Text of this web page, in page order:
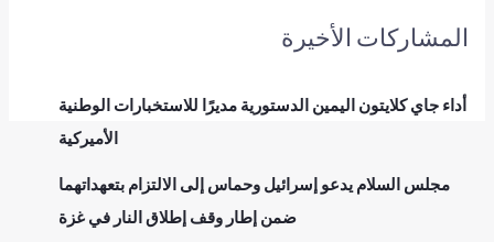
المشاركات الأخيرة
أداء جاي كلايتون اليمين الدستورية مديرًا للاستخبارات الوطنية
الأميركية
مجلس السلام يدعو إسرائيل وحماس إلى الالتزام بتعهداتهما
ضمن إطار وقف إطلاق النار في غزة